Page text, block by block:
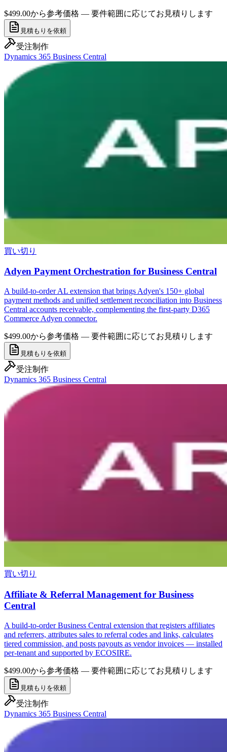
$499.00から参考価格 — 要件範囲に応じてお見積りします
見積もりを依頼
受注制作
Dynamics 365 Business Central
買い切り
Adyen Payment Orchestration for Business Central
A build-to-order AL extension that brings Adyen's 150+ global
payment methods and unified settlement reconciliation into Business
Central accounts receivable, complementing the first-party D365
Commerce Adyen connector.
$499.00から参考価格 — 要件範囲に応じてお見積りします
見積もりを依頼
受注制作
Dynamics 365 Business Central
買い切り
Affiliate & Referral Management for Business
Central
A build-to-order Business Central extension that registers affiliates
and referrers, attributes sales to referral codes and links, calculates
tiered commission, and posts payouts as vendor invoices — installed
per-tenant and supported by ECOSIRE.
$499.00から参考価格 — 要件範囲に応じてお見積りします
見積もりを依頼
受注制作
Dynamics 365 Business Central